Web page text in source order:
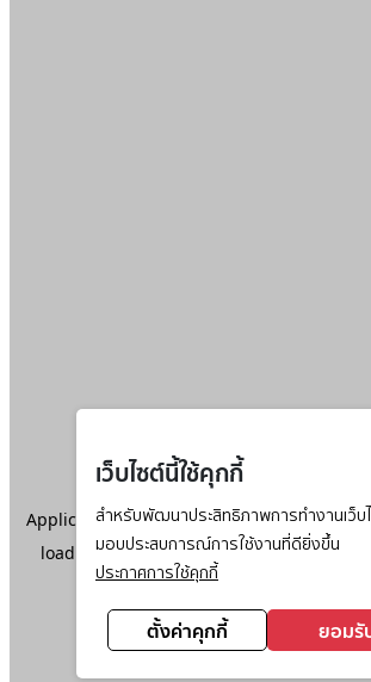
เว็บไซต์นี้ใช้คุกกี้
สำหรับพัฒนาประสิทธิภาพการทำงานเว็บ
มอบประสบการณ์การใช้งานที่ดียิ่งขึ้น
ประกาศการใช้คุกกี้
ตั้งค่าคุกกี้ ยอมรั
Application error: aclient-side exception
loadingwww.ktc.co.th(see the browser
information).